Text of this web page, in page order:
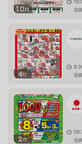
10枚
宮
4枚
宮
2枚
宮